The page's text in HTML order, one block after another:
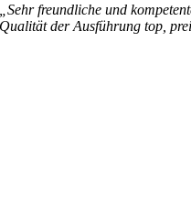
„Sehr freundliche und
Qualität der Ausführung top,